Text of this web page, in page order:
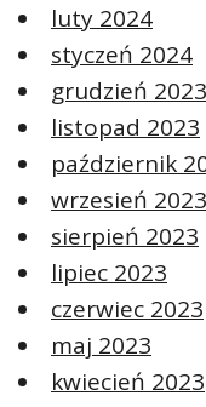
luty 2024
styczeń 2024
grudzień 2023
listopad 2023
październik
wrzesień 2023
sierpień 2023
lipiec 2023
czerwiec 2023
maj 2023
kwiecień 2023